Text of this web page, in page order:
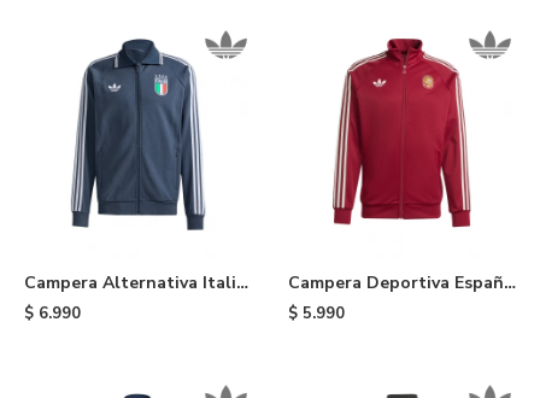
Campera Alternativa Italia
adidas - Blue
$ 6.990
Campera Deportiva España
adidas - Red
$ 5.990